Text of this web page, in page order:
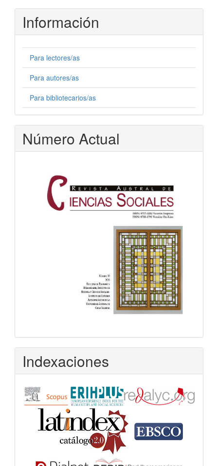
Información
Para lectores/as
Para autores/as
Para bibliotecarios/as
Número Actual
Indexaciones